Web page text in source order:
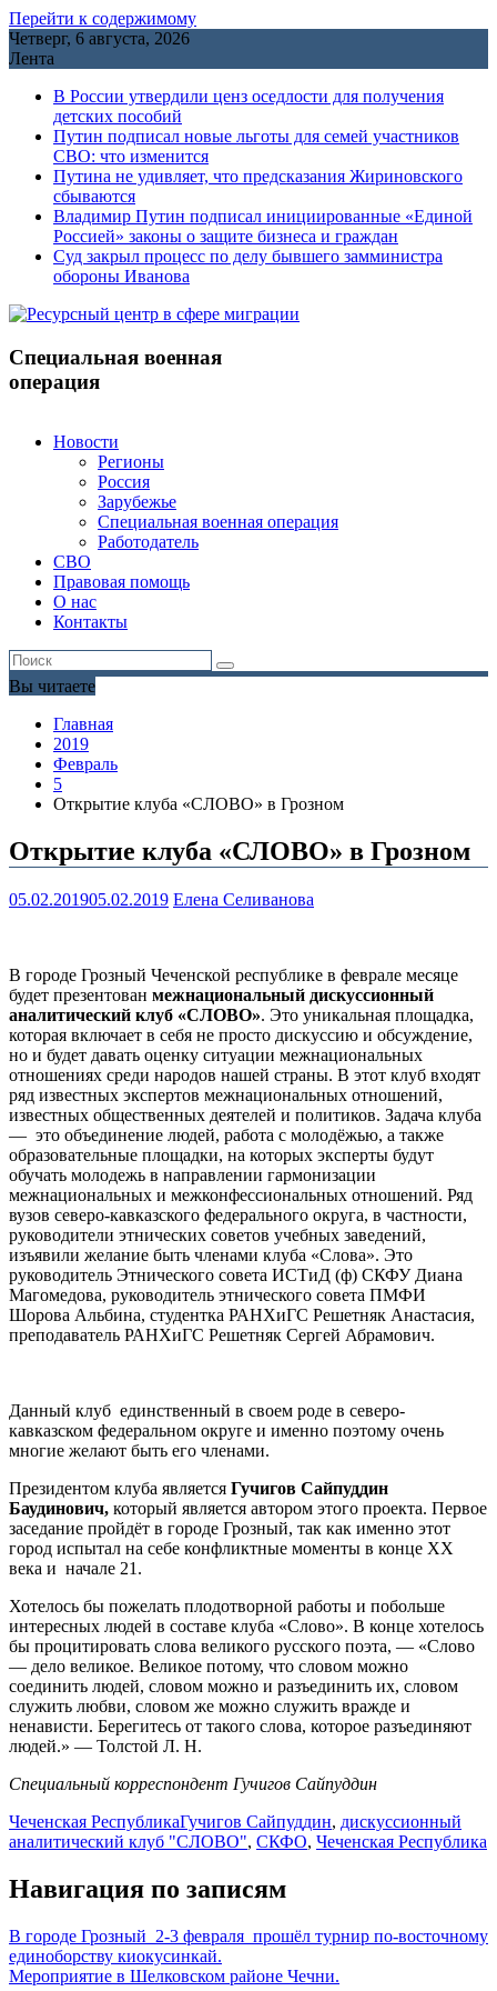
Перейти к содержимому
Четверг, 6 августа, 2026
Лента
В России утвердили ценз оседлости для получения
детских пособий
Путин подписал новые льготы для семей участников
СВО: что изменится
Путина не удивляет, что предсказания Жириновского
сбываются
Владимир Путин подписал инициированные «Единой
Россией» законы о защите бизнеса и граждан
Cуд закрыл процесс по делу бывшего замминистра
обороны Иванова
Специальная военная
операция
Новости
Регионы
Россия
Зарубежье
Специальная военная операция
Работодатель
СВО
Правовая помощь
О нас
Контакты
Вы читаете
Главная
2019
Февраль
5
Открытие клуба «СЛОВО» в Грозном
Открытие клуба «СЛОВО» в Грозном
05.02.201905.02.2019 Елена Селиванова
В городе Грозный Чеченской республике в феврале месяце
будет презентован межнациональный дискуссионный
аналитический клуб «СЛОВО». Это уникальная площадка,
которая включает в себя не просто дискуссию и обсуждение,
но и будет давать оценку ситуации межнациональных
отношениях среди народов нашей страны. В этот клуб входят
ряд известных экспертов межнациональных отношений,
известных общественных деятелей и политиков. Задача клуба
— это объединение людей, работа с молодёжью, а также
образовательные площадки, на которых эксперты будут
обучать молодежь в направлении гармонизации
межнациональных и межконфессиональных отношений. Ряд
вузов северо-кавказского федерального округа, в частности,
руководители этнических советов учебных заведений,
изъявили желание быть членами клуба «Слова». Это
руководитель Этнического совета ИСТиД (ф) СКФУ Диана
Магомедова, руководитель этнического совета ПМФИ
Шорова Альбина, студентка РАНХиГС Решетняк Анастасия,
преподаватель РАНХиГС Решетняк Сергей Абрамович.
Данный клуб единственный в своем роде в северо-
кавказском федеральном округе и именно поэтому очень
многие желают быть его членами.
Президентом клуба является Гучигов Сайпуддин
Баудинович, который является автором этого проекта. Первое
заседание пройдёт в городе Грозный, так как именно этот
город испытал на себе конфликтные моменты в конце XX
века и начале 21.
Хотелось бы пожелать плодотворной работы и побольше
интересных людей в составе клуба «Слово». В конце хотелось
бы процитировать слова великого русского поэта, — «Слово
— дело великое. Великое потому, что словом можно
соединить людей, словом можно и разъединить их, словом
служить любви, словом же можно служить вражде и
ненависти. Берегитесь от такого слова, которое разъединяют
людей.» — Толстой Л. Н.
Специальный корреспондент Гучигов Сайпуддин
Чеченская РеспубликаГучигов Сайпуддин, дискуссионный
аналитический клуб "СЛОВО", СКФО, Чеченская Республика
Навигация по записям
В городе Грозный 2-3 февраля прошёл турнир по-восточному
единоборству киокусинкай.
Мероприятие в Шелковском районе Чечни.